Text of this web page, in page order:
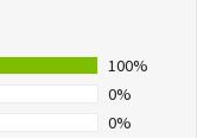
100%
0%
0%